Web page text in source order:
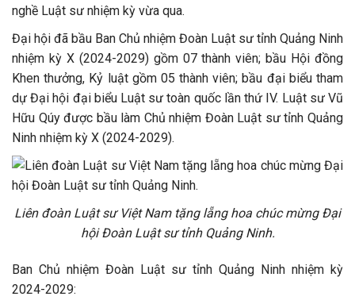
nghề Luật sư nhiệm kỳ vừa qua.
Đại hội đã bầu Ban Chủ nhiệm Đoàn Luật sư tỉnh Quảng Ninh
nhiệm kỳ X (2024-2029) gồm 07 thành viên; bầu Hội đồng
Khen thưởng, Kỷ luật gồm 05 thành viên; bầu đại biểu tham
dự Đại hội đại biểu Luật sư toàn quốc lần thứ IV. Luật sư Vũ
Hữu Qúy được bầu làm Chủ nhiệm Đoàn Luật sư tỉnh Quảng
Ninh nhiệm kỳ X (2024-2029).
Liên đoàn Luật sư Việt Nam tặng lẵng hoa chúc mừng Đại
hội Đoàn Luật sư tỉnh Quảng Ninh.
Ban Chủ nhiệm Đoàn Luật sư tỉnh Quảng Ninh nhiệm kỳ
2024-2029: